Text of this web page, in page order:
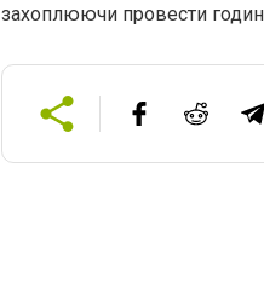
захоплюючи провести